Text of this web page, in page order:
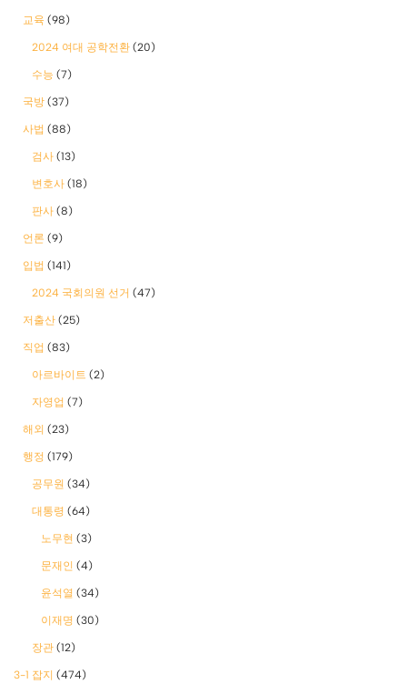
교육 (98)
2024 여대 공학전환 (20)
수능 (7)
국방 (37)
사법 (88)
검사 (13)
변호사 (18)
판사 (8)
언론 (9)
입법 (141)
2024 국회의원 선거 (47)
저출산 (25)
직업 (83)
아르바이트 (2)
자영업 (7)
해외 (23)
행정 (179)
공무원 (34)
대통령 (64)
노무현 (3)
문재인 (4)
윤석열 (34)
이재명 (30)
장관 (12)
3-1 잡지 (474)